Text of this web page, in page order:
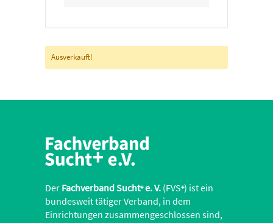
Ausverkauft!
Der Fachverband Sucht+e. V. (FVS+) ist ein
bundesweit tätiger Verband, in dem
Einrichtungen zusammengeschlossen sind,